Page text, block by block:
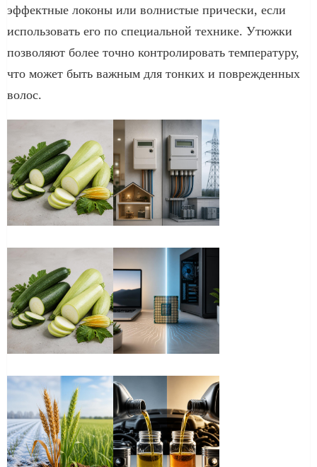
эффектные локоны или волнистые прически, если
использовать его по специальной технике. Утюжки
позволяют более точно контролировать температуру,
что может быть важным для тонких и поврежденных
волос.